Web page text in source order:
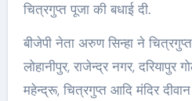
चित्रगुप्त पूजा की बधाई दी.
बीजेपी नेता अरुण सिन्हा ने
लोहानीपुर, राजेन्द्र नगर, दरियापुर
महेन्द्रू, चित्रगुप्त आदि मंदिर